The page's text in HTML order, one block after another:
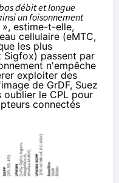
débit et longue
un foisonnement
», estime-t-elle,
cellulaire (eMTC,
les plus
Sigfox) passent par
n'empêche
exploiter des
de GrDF, Suez
oublier le CPL pour
connectés